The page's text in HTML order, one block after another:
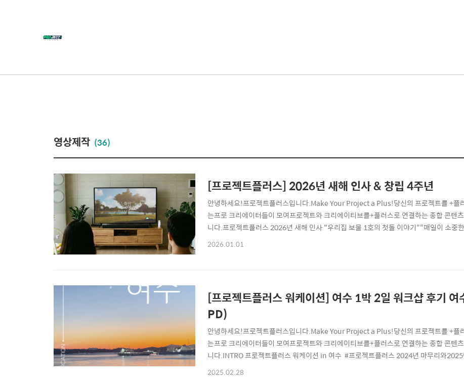
영상제작 (36)
[프로젝트플러스] 2026년 새해 인사 & 창립 4주년
안녕하세요!프로젝트플러스입니다.Make Your Project a Plus!당신의 프로젝트를 +플
는프로 크리에이터들이 모여프로젝트와 크리에이티브를+플러스로 연결하는 종합 콘텐
니다.프로젝트플러스 2026년 새해 인사 "우리집 보물 1호의 첫돌 이야기""매일이 소중
기""사랑과 축복 가득한 결혼 이야기""브라보! 제2의 인생 이야기" 모든 날 모든 순간 우
2026.01.01
[프로젝트플러스 워케이션] 여수 1박 2일 워크샵 후기
PD)
안녕하세요!프로젝트플러스입니다.Make Your Project a Plus!당신의 프로젝트를 +플
는프로 크리에이터들이 모여프로젝트와 크리에이티브를+플러스로 연결하는 종합 콘텐
니다.INTRO 프로젝트플러스 워케이션 in 여수 #프로젝트플러스 2024년 마무리와
여수 1박 2일 #워크샵일과 새로운 인사이트그리고 잔잔한 #여수밤바다 와여운 있는 한잔
2025.02.28